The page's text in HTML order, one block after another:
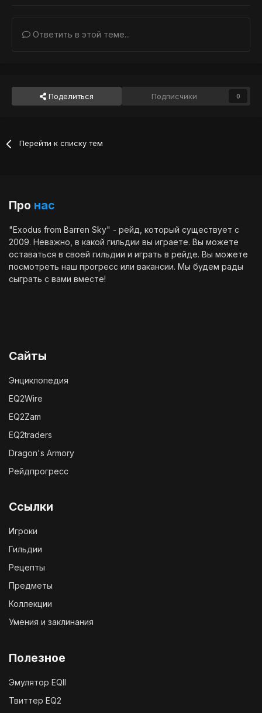
Ответить в этой теме...
Поделиться Подписчики 0
Перейти к списку тем
Про нас
"Exodus from Barren Sky" - рейд, который существует с
2009. Неважно, в какой гильдии вы играете. Вы можете
оставаться в своей гильдии и играть в рейде. Вы можете
посмотреть наш прогресс или вакансии. Мы будем рады
сыграть с вами вместе!
Сайты
Энциклопедия
EQ2Wire
EQ2Zam
EQ2traders
Dragon's Armory
Рейдпрогресс
Ссылки
Игроки
Гильдии
Рецепты
Предметы
Коллекции
Умения и заклинания
Полезное
Эмулятор EQII
Твиттер EQ2